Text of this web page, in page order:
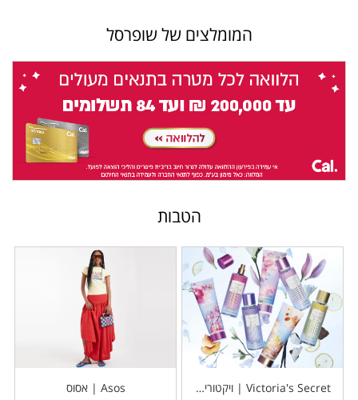
המומלצים של שופרסל
הטבות
Victoria's Secret | ויקטוריה סיקרט Asos | אסוס